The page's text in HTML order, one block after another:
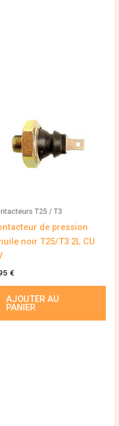
T25 / T3
de pression
noir T25/T3 2L CU
€
AJOUTER AU
PANIER